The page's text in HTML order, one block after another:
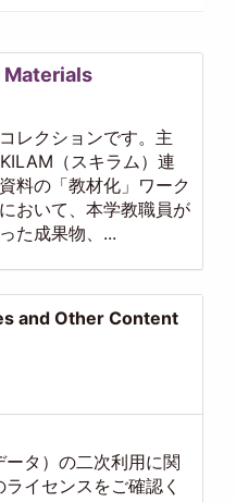
Materials
レクションです。主
（スキラム）連
料の「教材化」ワーク
おいて、本学教職員が
た成果物、...
and Other Content
タ）の二次利用に関
イセンスをご確認く